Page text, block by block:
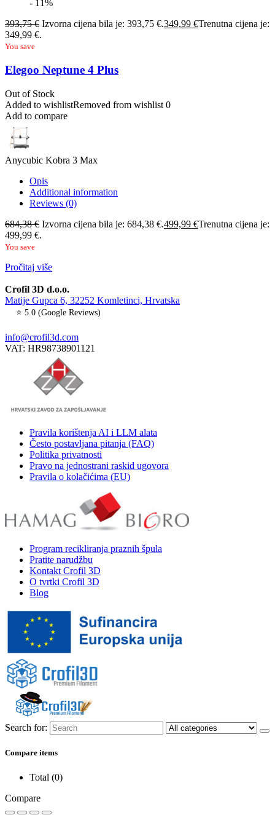
- 11%
393,75€ Izvorna cijena bila je: 393,75 €.349,99 €Trenutna cijena je:
349,99 €.
You save
Elegoo Neptune 4 Plus
Out of Stock
Added to wishlistRemoved from wishlist 0
Add to compare
Anycubic Kobra 3 Max
Opis
Additional information
Reviews (0)
684,38€ Izvorna cijena bila je: 684,38 €.499,99 €Trenutna cijena je:
499,99 €.
You save
Pročitaj više
Crofil 3D d.o.o.
Matije Gupca 6, 32252 Komletinci, Hrvatska
⭐ 5.0 (Google Reviews)
info@crofil3d.com
VAT: HR98738901121
Pravila korištenja AI i LLM alata
Često postavljana pitanja (FAQ)
Politika privatnosti
Pravo na jednostrani raskid ugovora
Pravila o kolačićima (EU)
Program recikliranja praznih špula
Pratite narudžbu
Kontakt Crofil 3D
O tvrtki Crofil 3D
Blog
Search for:
Compare items
Total (0)
Compare